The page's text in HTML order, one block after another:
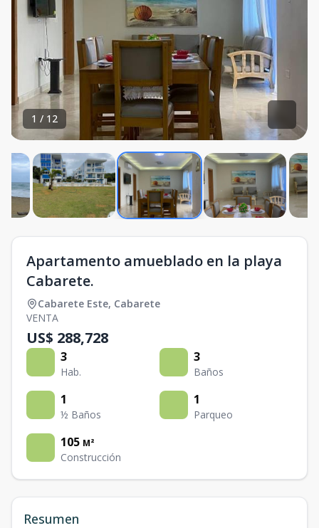
1 / 12
Apartamento amueblado en la playa
Cabarete.
Cabarete Este, Cabarete
VENTA
US$ 288,728
3
Hab.
3
Baños
1
½ Baños
1
Parqueo
105 M²
Construcción
Resumen